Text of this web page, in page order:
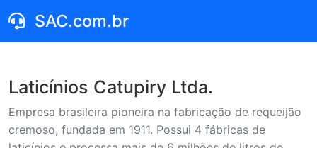
SAC.com.br
Laticínios Catupiry Ltda.
Empresa brasileira pioneira na fabricação de requeijão
cremoso, fundada em 1911. Possui 4 fábricas de